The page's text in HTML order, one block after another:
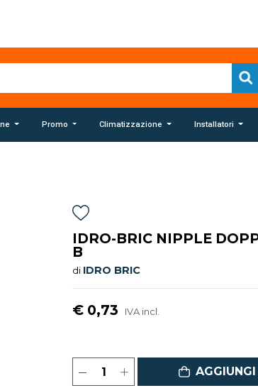
Promo Climatizzazione Installatori
IDRO-BRIC NIPPLE
B
di IDRO BRIC
€ 0,73 IVA incl.